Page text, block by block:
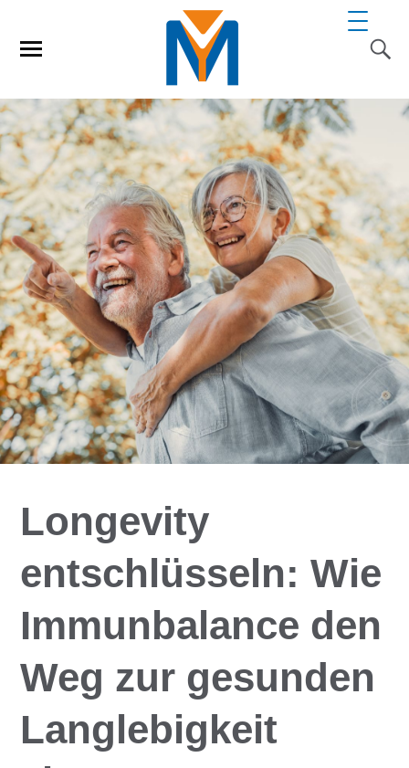
Longevity
entschlüsseln: Wie
Immunbalance den
Weg zur gesunden
Langlebigkeit